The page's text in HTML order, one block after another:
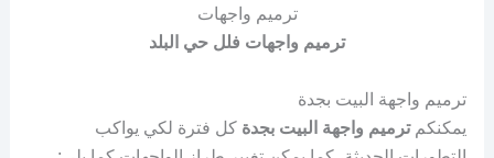
ترميم واجهات
ترميم واجهات فلل حي البلد
ترميم واجهة البيت بجدة
يمكنكمترميم واجهة البيت بجدة كل فترة لكي يواكب